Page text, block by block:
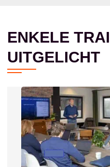
ENKELE
UITGELICHT